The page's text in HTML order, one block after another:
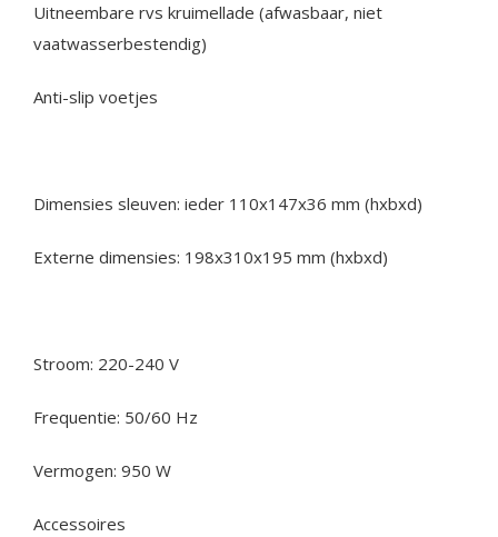
Uitneembare rvs kruimellade (afwasbaar, niet
vaatwasserbestendig)
Anti-slip voetjes
Dimensies sleuven: ieder 110x147x36 mm (hxbxd)
Externe dimensies: 198x310x195 mm (hxbxd)
Stroom: 220-240 V
Frequentie: 50/60 Hz
Vermogen: 950 W
Accessoires